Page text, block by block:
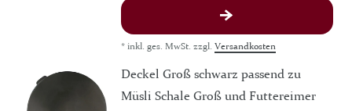
* inkl. ges. MwSt. zzgl. Versandkosten
Deckel Groß schwarz passend zu
Müsli Schale Groß und Futtereimer